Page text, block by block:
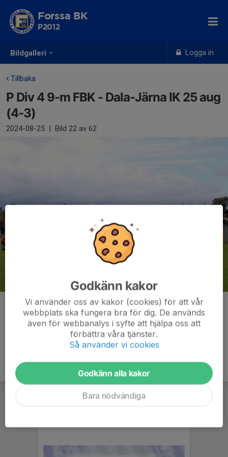
Bildgalleri Logga in
Forssa BK
P2012
Tillbaka
P Div 4 9-m FBK - Dala-Järna IK 25 aug
(4-3)
2024-08-25 | Bild 22 av 62
Kommentarer
Godkänn kakor
Vi använder oss av kakor (cookies) för att vår
webbplats ska fungera bra för dig. De används
även för webbanalys i syfte att hjälpa oss att
förbättra våra tjänster.
Så använder vi cookies
Godkänn alla kakor
Bara nödvändiga